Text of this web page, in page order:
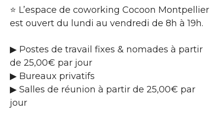
⭐ L’espace de coworking Cocoon Montpellier
est ouvert du lundi au vendredi de 8h à 19h.
▶ Postes de travail fixes & nomades à partir
de 25,00€ par jour
▶ Bureaux privatifs
▶ Salles de réunion à partir de 25,00€ par
jour